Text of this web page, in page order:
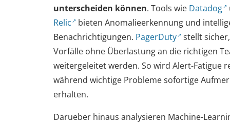
unterscheiden können. Tools wie Datadog
Relic
bieten Anomalieerkennung und
Benachrichtigungen. PagerDuty stellt
Vorfälle ohne Überlastung an die richtigen
weitergeleitet werden. So wird Alert-Fatigue
während wichtige Probleme sofortige
erhalten.
Darueber hinaus analysieren Machine-